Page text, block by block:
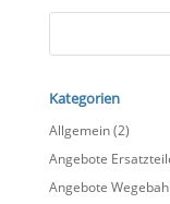
Kategorien
Allgemein(2)
Angebote
Angebote